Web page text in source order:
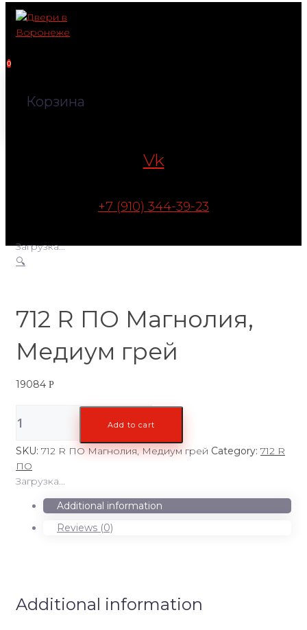
Перейти
контенту
0
Корзина
Vk
+7 (910) 344-39-23
Загрузка...
🔍
712 R ПО Магнолия,
Медиум грей
19084 Р
R
Магнолия,
Медиум
грей
quantity
Add to cart
SKU: 712 R ПО Магнолия, Медиум грей Category: 712 R
ПО
Загрузка...
Additional information
Reviews (0)
Additional information